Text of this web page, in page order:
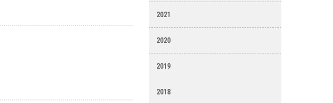
2021
2020
2019
2018